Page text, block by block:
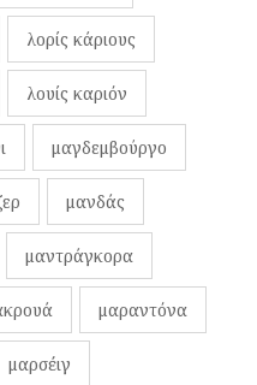
λορίς κάριους
λουίς καριόν
μαγδεμβούργο
μανδάς
μαντράγκορα
μαραντόνα
μαρσέιγ